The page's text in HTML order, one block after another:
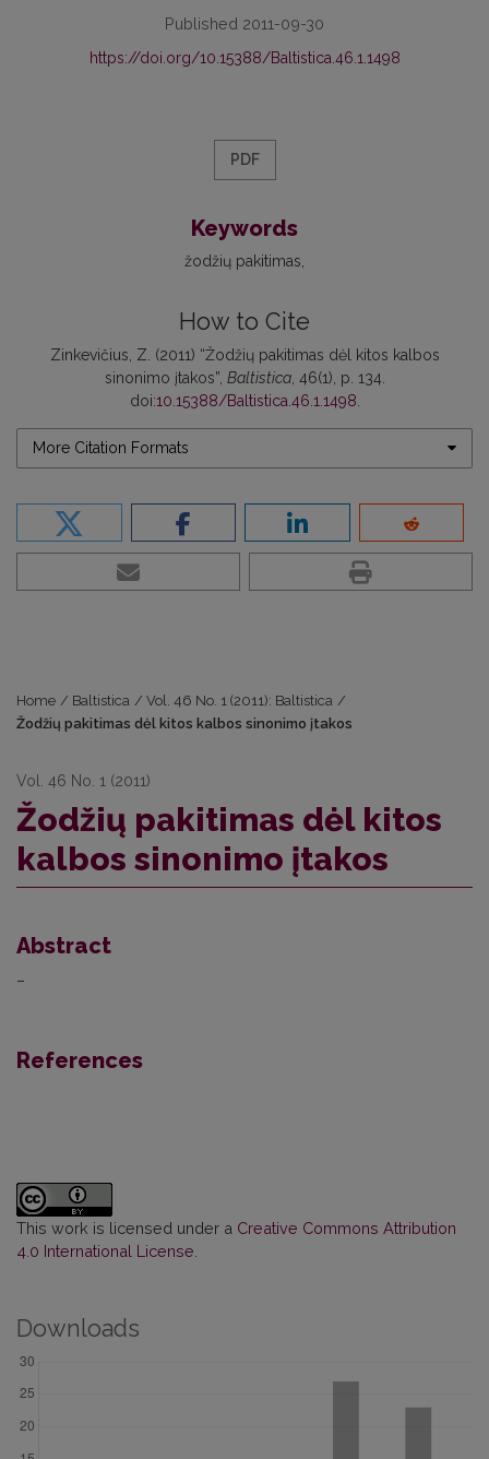
Published 2011-09-30
https://doi.org/10.15388/Baltistica.46.1.1498
PDF
Keywords
žodžių pakitimas
How to Cite
Zinkevičius, Z. (2011) “Žodžių pakitimas dėl kitos kalbos
sinonimo įtakos”, Baltistica, 46(1), p. 134.
doi:10.15388/Baltistica.46.1.1498
More Citation Formats
Home / Baltistica / Vol. 46 No. 1 (2011): Baltistica /
Žodžių pakitimas dėl kitos kalbos sinonimo įtakos
Vol. 46 No. 1 (2011)
Žodžių pakitimas dėl kitos
kalbos sinonimo įtakos
Abstract
–
References
This work is licensed under a Creative Commons Attribution
4.0 International License
Downloads